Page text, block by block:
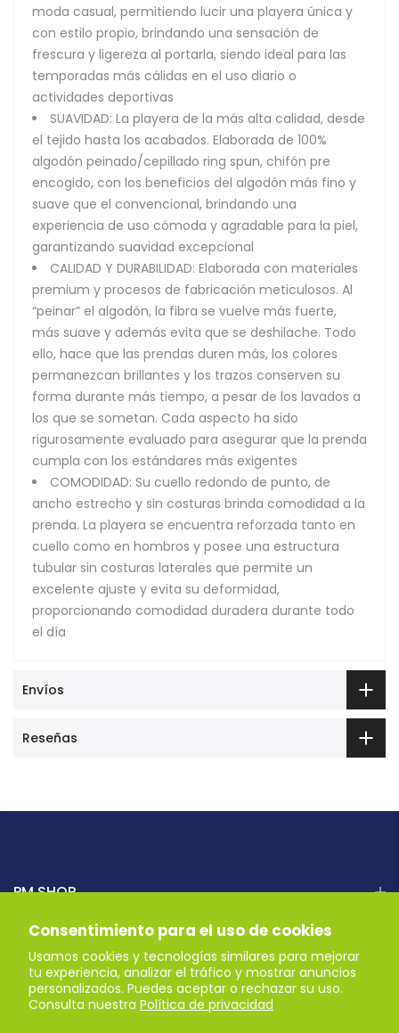
Consentimiento para el uso de cookies
Usamos cookies y tecnologías similares para mejorar
tu experiencia, analizar el tráfico y mostrar anuncios
personalizados. Puedes aceptar o rechazar su uso.
Consulta nuestra Política de privacidad
moda casual, permitiendo lucir una playera única y
con estilo propio, brindando una sensación de
frescura y ligereza al portarla, siendo ideal para las
temporadas más cálidas en el uso diario o
actividades deportivas
SUAVIDAD: La playera de la más alta calidad, desde
el tejido hasta los acabados. Elaborada de 100%
algodón peinado/cepillado ring spun, chifón pre
encogido, con los beneficios del algodón más fino y
suave que el convencional, brindando una
experiencia de uso cómoda y agradable para la piel,
garantizando suavidad excepcional
CALIDAD Y DURABILIDAD: Elaborada con materiales
premium y procesos de fabricación meticulosos. Al
“peinar” el algodón, la fibra se vuelve más fuerte,
más suave y además evita que se deshilache. Todo
ello, hace que las prendas duren más, los colores
permanezcan brillantes y los trazos conserven su
forma durante más tiempo, a pesar de los lavados a
los que se sometan. Cada aspecto ha sido
rigurosamente evaluado para asegurar que la prenda
cumpla con los estándares más exigentes
COMODIDAD: Su cuello redondo de punto, de
ancho estrecho y sin costuras brinda comodidad a la
prenda. La playera se encuentra reforzada tanto en
cuello como en hombros y posee una estructura
tubular sin costuras laterales que permite un
excelente ajuste y evita su deformidad,
proporcionando comodidad duradera durante todo
el día
Envíos
Reseñas
PM SHOP
AYUDA
Recibe nuestras ofertas